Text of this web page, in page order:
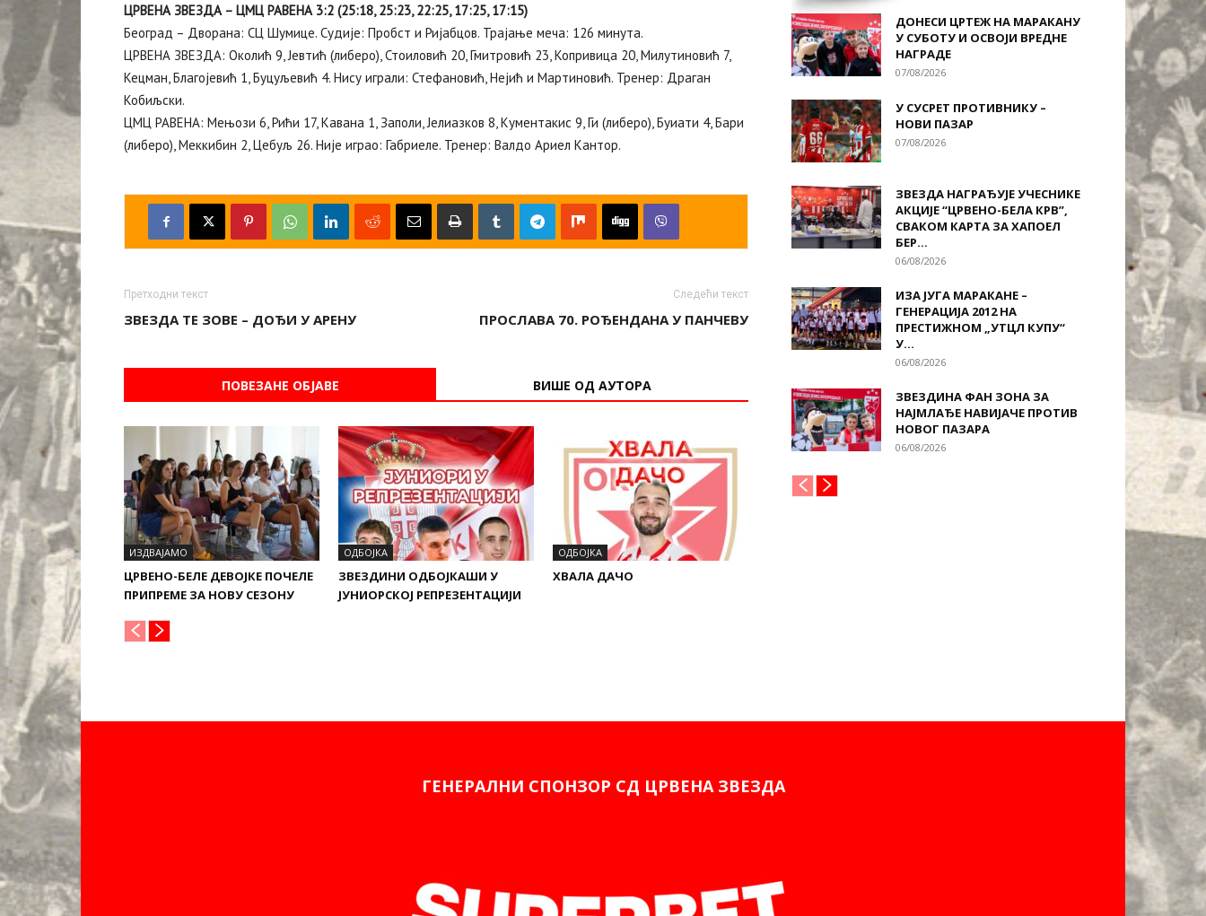
ЦРВЕНА ЗВЕЗДА – ЦМЦ РАВЕНА 3:2 (25:18, 25:23, 22:25, 17:25, 17:15)
Београд – Дворана: СЦ Шумице. Судије: Пробст и Ријабцов. Трајање меча: 126 минута.
ЦРВЕНА ЗВЕЗДА: Околић 9, Јевтић (либеро), Стоиловић 20, Гмитровић 23, Копривица 20, Милутиновић 7,
Кецман, Благојевић 1, Буцуљевић 4. Нису играли: Стефановић, Нејић и Мартиновић. Тренер: Драган
Кобиљски.
ЦМЦ РАВЕНА: Мењози 6, Рићи 17, Кавана 1, Заполи, Јелиазков 8, Кументакис 9, Ги (либеро), Буиати 4, Бари
(либеро), Меккибин 2, Цебуљ 26. Није играо: Габриеле. Тренер: Валдо Ариел Кантор.
Претходни текст
ЗВЕЗДА ТЕ ЗОВЕ – ДОЂИ У АРЕНУ
Следећи текст
ПРОСЛАВА 70. РОЂЕНДАНА У ПАНЧЕВУ
ПОВЕЗАНЕ ОБЈАВЕ ВИШЕ ОД АУТОРА
ИЗДВАЈАМО
ЦРВЕНО-БЕЛЕ ДЕВОЈКЕ ПОЧЕЛЕ
ПРИПРЕМЕ ЗА НОВУ СЕЗОНУ
ОДБОЈКА
ЗВЕЗДИНИ ОДБОЈКАШИ У
ЈУНИОРСКОЈ РЕПРЕЗЕНТАЦИЈИ
ОДБОЈКА
ХВАЛА ДАЧО
ДОНЕСИ ЦРТЕЖ НА МАРАКАНУ
У СУБОТУ И ОСВОЈИ ВРЕДНЕ
НАГРАДЕ
07/08/2026
У СУСРЕТ ПРОТИВНИКУ –
НОВИ ПАЗАР
07/08/2026
ЗВЕЗДА НАГРАЂУЈЕ УЧЕСНИКЕ
АКЦИЈЕ “ЦРВЕНО-БЕЛА КРВ”,
СВАКОМ КАРТА ЗА ХАПОЕЛ
БЕР...
06/08/2026
ИЗА ЈУГА МАРАКАНЕ –
ГЕНЕРАЦИЈА 2012 НА
ПРЕСТИЖНОМ „УТЦЛ КУПУ“
У...
06/08/2026
ЗВЕЗДИНА ФАН ЗОНА ЗА
НАЈМЛАЂЕ НАВИЈАЧЕ ПРОТИВ
НОВОГ ПАЗАРА
06/08/2026
ГЕНЕРАЛНИ СПОНЗОР СД ЦРВЕНА ЗВЕЗДА